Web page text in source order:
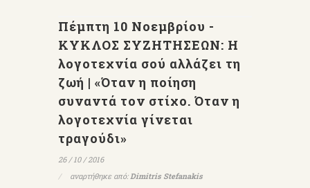
Πέμπτη 10 Νοεμβρίου -
ΚΥΚΛΟΣ ΣΥΖΗΤΗΣΕΩΝ: Η
λογοτεχνία σού αλλάζει τη
ζωή | «Όταν η ποίηση
συναντά τον στίχο. Όταν η
λογοτεχνία γίνεται
τραγούδι»
26 / 10 / 2016
αναρτήθηκε από:Dimitris Stefanakis